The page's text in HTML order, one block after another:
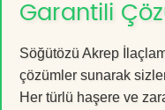
Garantili
Söğütözü Akrep
çözümler sunarak
Her türlü haşere ve